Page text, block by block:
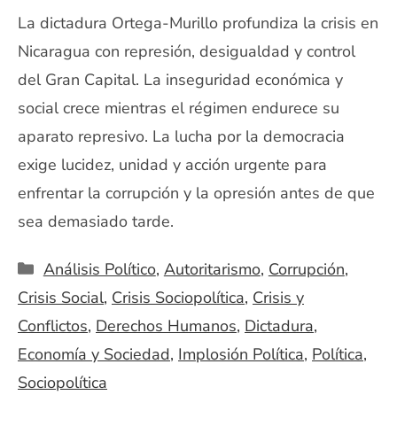
La dictadura Ortega-Murillo profundiza la crisis en
Nicaragua con represión, desigualdad y control
del Gran Capital. La inseguridad económica y
social crece mientras el régimen endurece su
aparato represivo. La lucha por la democracia
exige lucidez, unidad y acción urgente para
enfrentar la corrupción y la opresión antes de que
sea demasiado tarde.
Categorías
Análisis Político, Autoritarismo, Corrupción,
Crisis Social, Crisis Sociopolítica, Crisis y
Conflictos, Derechos Humanos, Dictadura,
Economía y Sociedad, Implosión Política, Política,
Sociopolítica